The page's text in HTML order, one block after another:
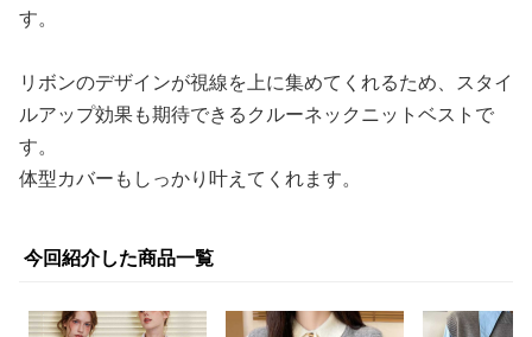
す。
リボンのデザインが視線を上に集めてくれるため、スタイ
ルアップ効果も期待できるクルーネックニットベストで
す。
体型カバーもしっかり叶えてくれます。
今回紹介した商品一覧